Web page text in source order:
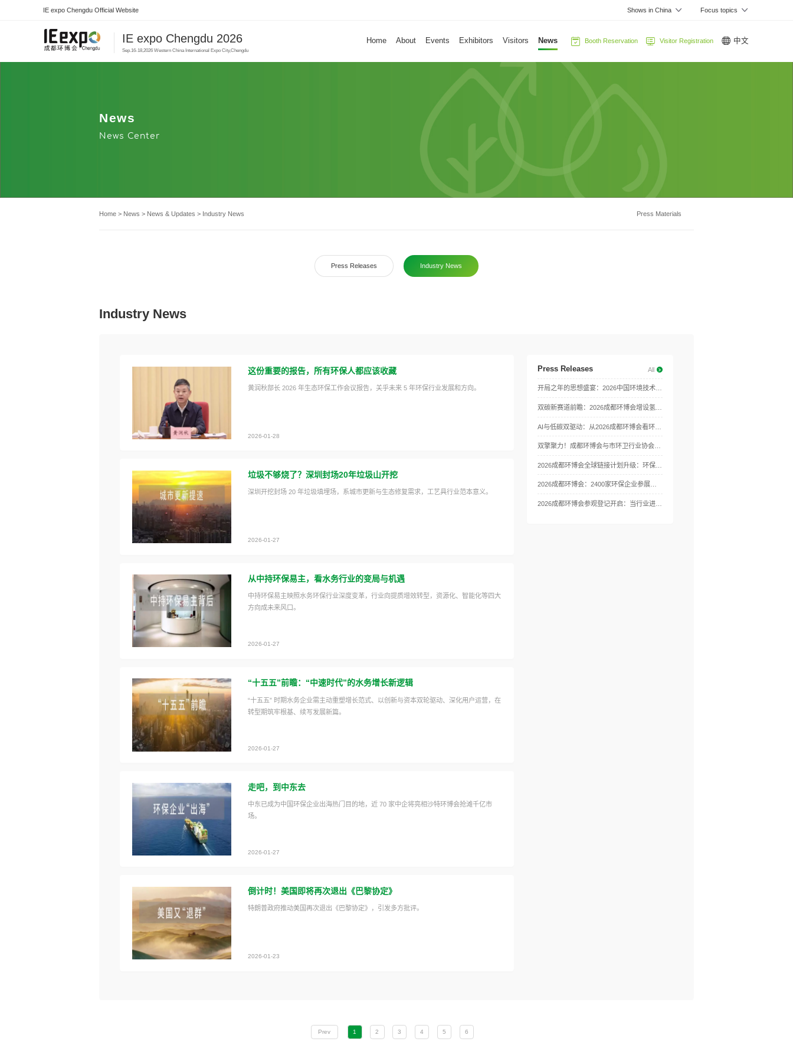
IE expo Chengdu Official Website Shows in China Focus topics
IE expo Chengdu 2026
Sep.16-18,2026 Western China International Expo City,Chengdu
中文
Visitor Registration
Booth Reservation
Home About Events
Events
Exhibitors
Exhibitors
Visitors
Visitors
News
News
News Center
Home > News > News & Updates > Industry News Press Materials
Press Releases Industry News
Industry News
这份重要的报告，所有环保人都应该收藏
黄润秋部长 2026 年生态环保工作会议报告，关乎未来 5 年环保行业发展和方向。
2026-01-28
垃圾不够烧了？深圳封场20年垃圾山开挖
深圳开挖封场 20 年垃圾填埋场，系城市更新与生态修复需求，工艺具行业范本意义。
2026-01-27
从中持环保易主，看水务行业的变局与机遇
中持环保易主映照水务环保行业深度变革，行业向提质增效转型，资源化、智能化等四大
方向成未来风口。
2026-01-27
“十五五”前瞻：“中速时代”的水务增长新逻辑
“十五五” 时期水务企业需主动重塑增长范式、以创新与资本双轮驱动、深化用户运营，在
转型期筑牢根基、续写发展新篇。
2026-01-27
走吧，到中东去
中东已成为中国环保企业出海热门目的地，近 70 家中企将亮相沙特环博会抢滩千亿市
场。
2026-01-27
倒计时！美国即将再次退出《巴黎协定》
特朗普政府推动美国再次退出《巴黎协定》，引发多方批评。
2026-01-23
Press Releases All
开局之年的思想盛宴：2026中国环境技术大会，预见与塑造下一个五年的绿色规则
Prev 1 2 3 4 5 6